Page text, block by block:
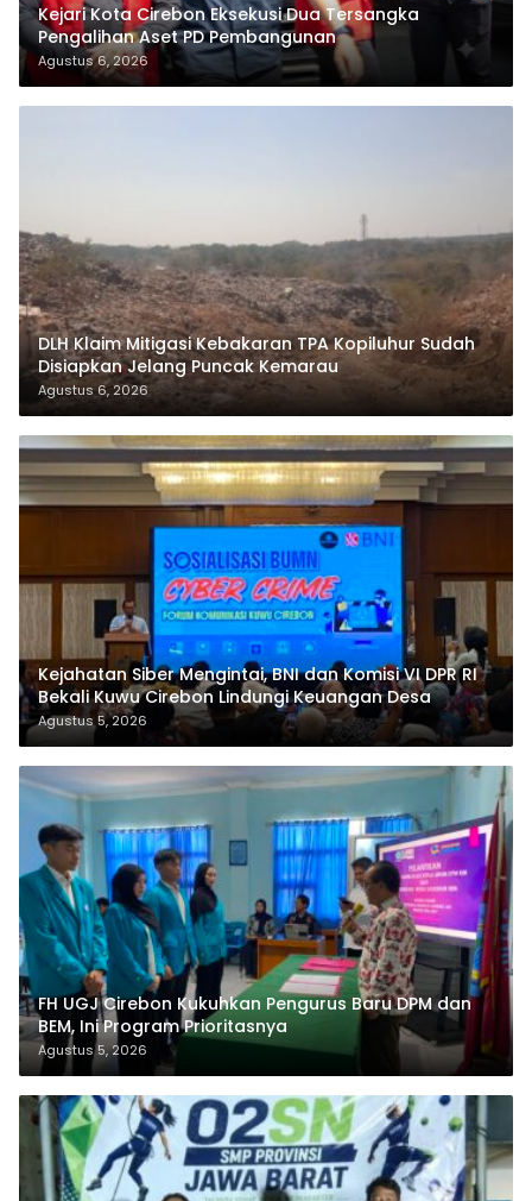
Kejari Kota Cirebon Eksekusi Dua Tersangka
Pengalihan Aset PD Pembangunan
Agustus 6, 2026
DLH Klaim Mitigasi Kebakaran TPA Kopiluhur Sudah
Disiapkan Jelang Puncak Kemarau
Agustus 6, 2026
Kejahatan Siber Mengintai, BNI dan Komisi VI DPR RI
Bekali Kuwu Cirebon Lindungi Keuangan Desa
Agustus 5, 2026
FH UGJ Cirebon Kukuhkan Pengurus Baru DPM dan
BEM, Ini Program Prioritasnya
Agustus 5, 2026